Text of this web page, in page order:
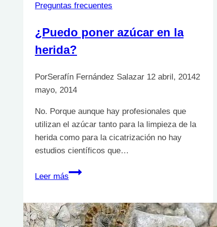
Preguntas frecuentes
¿Puedo poner azúcar en la
herida?
PorSerafín Fernández Salazar 12 abril, 20142
mayo, 2014
No. Porque aunque hay profesionales que
utilizan el azúcar tanto para la limpieza de la
herida como para la cicatrización no hay
estudios científicos que…
Leer más
¿Puedo
en
la